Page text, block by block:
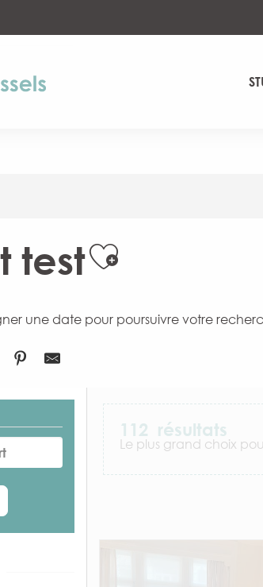
testAjouter
une date pour poursuivre votre
112 résultats
Le plus grand choix